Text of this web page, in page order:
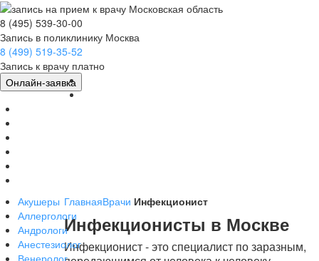
8 (495) 539-30-00
Запись в поликлинику Москва
8 (499) 519-35-52
Запись к врачу платно
Онлайн-заявка
ГлавнаяВрачи Инфекционист
Инфекционисты в Москве
Инфекционист - это специалист по заразным,
Акушеры
Аллергологи
Андрологи
Анестезиолог